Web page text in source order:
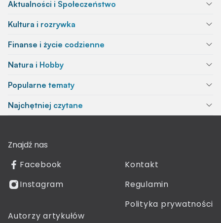
Aktualności i Społeczeństwo
Kultura i rozrywka
Finanse i życie codzienne
Natura i Hobby
Popularne tematy
Najchętniej czytane
Znajdź nas
Facebook
Instagram
Kontakt
Regulamin
Polityka prywatności
Autorzy artykułów